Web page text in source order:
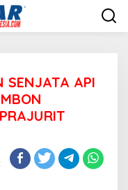
SENJATA API